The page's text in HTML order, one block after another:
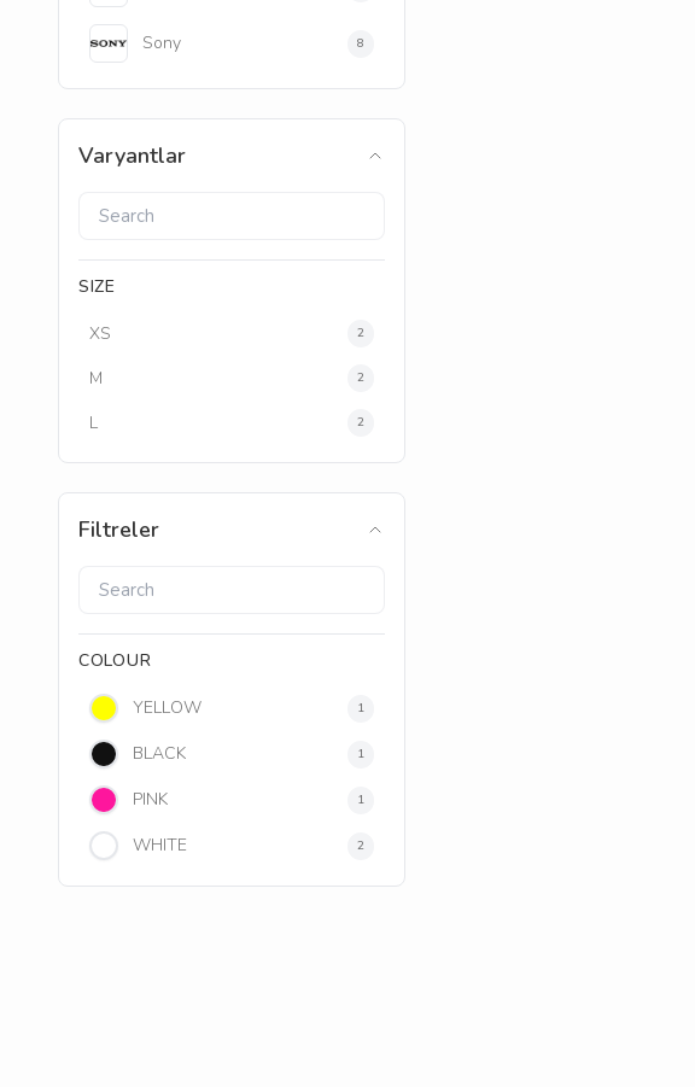
Sony 8
Varyantlar
SIZE
XS 2
M 2
L 2
Filtreler
COLOUR
YELLOW 1
BLACK 1
PINK 1
WHITE 2